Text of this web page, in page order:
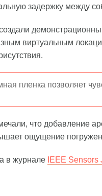
задержку между
виртуальным
пленка позволяет
что добавление
ощущение
в журнале IEEE Sensors